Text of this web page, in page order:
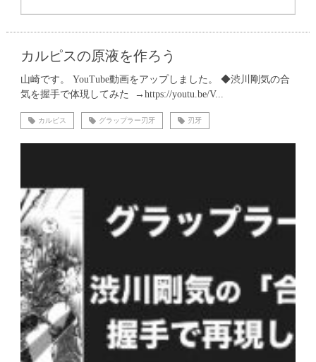
カルピスの原液を作ろう
山崎です。 YouTube動画をアップしました。 ◆渋川剛気の合
気を握手で体現してみた →https://youtu.be/V...
カルピス グラップラー刃牙 刃牙